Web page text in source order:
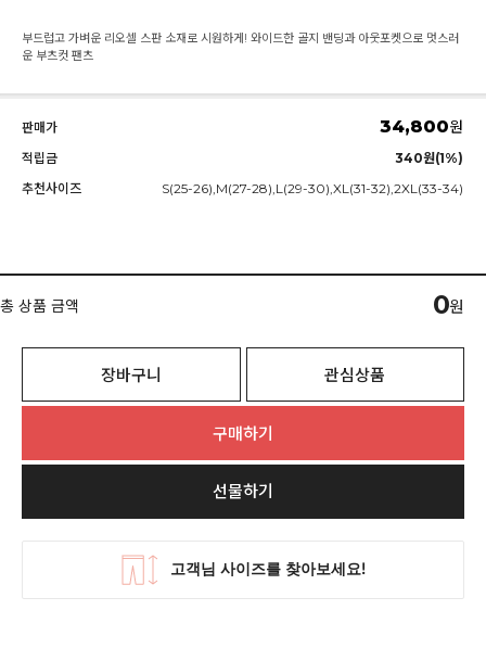
부드럽고 가벼운 리오셀 스판 소재로 시원하게! 와이드한 골지 밴딩과 아웃포켓으로 멋스러
운 부츠컷 팬츠
판매가 34,800원
적립금
340원(1%)
추천사이즈
S(25-26),M(27-28),L(29-30),XL(31-32),2XL(33-34)
총 상품 금액 0원
장바구니 관심상품
구매하기
선물하기